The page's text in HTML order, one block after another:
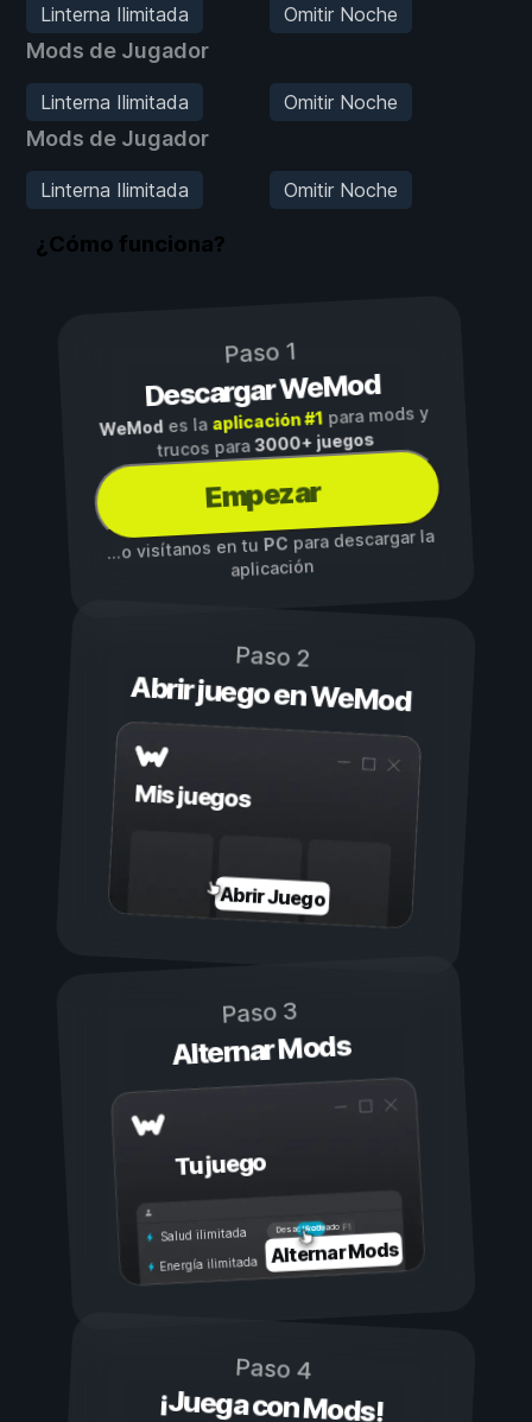
Linterna Ilimitada Omitir Noche
Mods de Jugador
Linterna Ilimitada Omitir Noche
Mods de Jugador
Linterna Ilimitada Omitir Noche
¿Cómo funciona?
Paso 1
Descargar WeMod
WeMod es la aplicación #1para mods y
trucos para3000+ juegos
Empezar
...o visítanos en tuPCpara descargar la
aplicación
Paso 2
Abrir juego en WeMod
Mis juegos
Abrir Juego
Paso 3
Alternar Mods
Tu juego
Activado
Desactivado
Salud ilimitada
Energía ilimitada Alternar Mods
Paso 4
¡Juega con Mods!